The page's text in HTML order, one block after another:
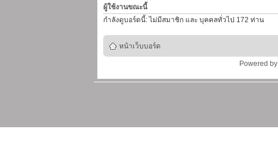
ผู้ใช้งานขณะนี้
กำลังดูบอร์ดนี้: ไม่มีสมาชิก และ บุคคลทั่วไป 172 ท่าน
หน้าเว็บบอร์ด
Powered by